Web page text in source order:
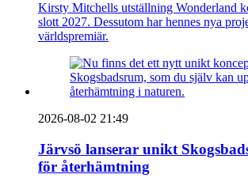
Kirsty Mitchells utställning Wonderland
slott 2027. Dessutom har hennes nya
världspremiär.
2026-08-02 21:49
Järvsö lanserar unikt
för återhämtning